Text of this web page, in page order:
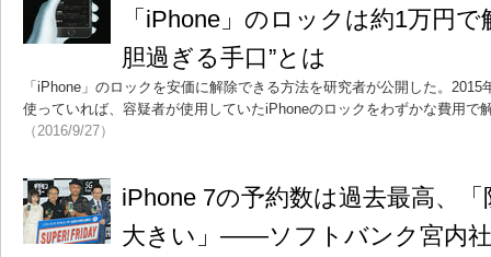
「iPhone」のロックは約1万円
胆過ぎる手口”とは
「iPhone」のロックを安価に解除できる方法を研究者が公開した。
使っていれば、容疑者が使用していたiPhoneのロックをわずかな費用で
（2016/9/27）
iPhone 7の予約数は過去最高、
大きい」――ソフトバンク宮内